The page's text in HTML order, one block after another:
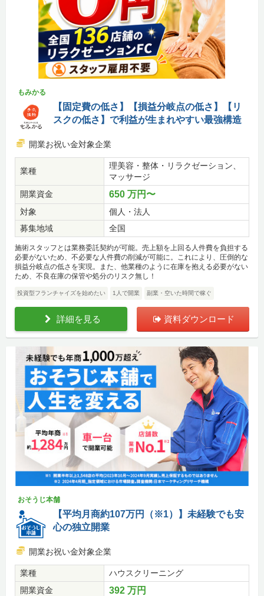
もみかる
【固定費の低さ】【損益分岐点の低さ】【リ
スクの低さ】で利益が生まれやすい最強構造
開業お祝い金対象企業
業種
理美容・整体・リラクゼーション、
マッサージ
開業資金
650 万円〜
対象
個人・法人
募集地域
全国
施術スタッフとは業務委託契約が可能。売上額を上回る人件費を負担する
必要がないため、不必要な人件費の削減が可能に。これにより、圧倒的な
損益分岐点の低さを実現。また、他業種のように在庫を抱える必要がない
ため、不良在庫の保管や処分のリスク無し！
投資型フランチャイズを始めたい 1人で開業 副業・空いた時間で稼ぐ
詳細を見る 資料ダウンロード
おそうじ本舗
【平均月商約107万円（※1）】未経験でも安
心の独立開業
開業お祝い金対象企業
業種
ハウスクリーニング
開業資金
392 万円